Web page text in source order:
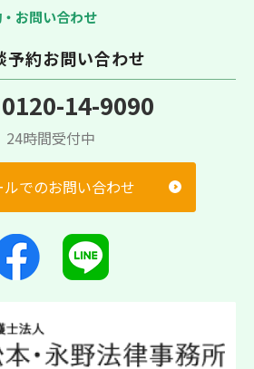
お問い合わせ
予約お問い合わせ
0120-14-9090
24時間受付中
ルでのお問い合わせ